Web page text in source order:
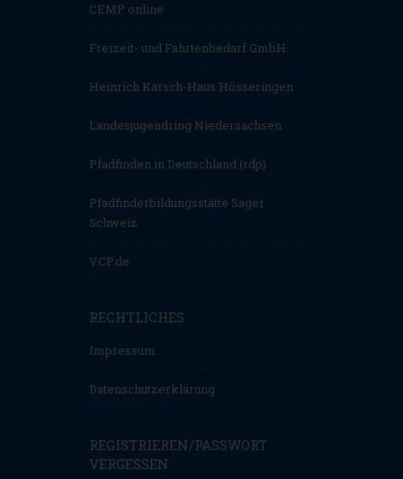
CEMP online
Freizeit- und Fahrtenbedarf GmbH
Heinrich Karsch-Haus Hösseringen
Landesjugendring Niedersachsen
Pfadfinden in Deutschland (rdp)
Pfadfinderbildungsstätte Sager
Schweiz
VCP.de
RECHTLICHES
Impressum
Datenschutzerklärung
REGISTRIEREN/PASSWORT
VERGESSEN